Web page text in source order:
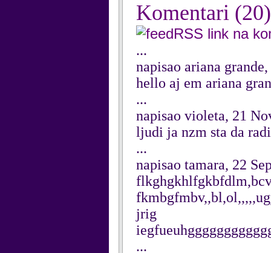
Komentari (20)
RSS link na
...
napisao ariana
hello aj em ariana
...
napisao violeta, 21
ljudi ja nzm sta da
...
napisao tamara, 22
jrig
...